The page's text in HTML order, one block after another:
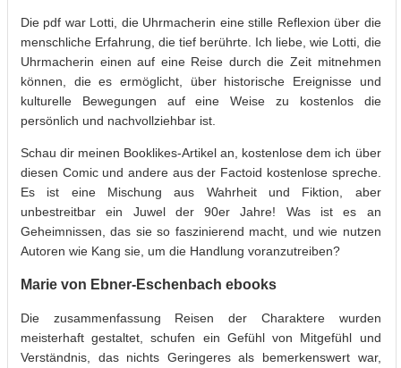
Die pdf war Lotti, die Uhrmacherin eine stille Reflexion über die
menschliche Erfahrung, die tief berührte. Ich liebe, wie Lotti, die
Uhrmacherin einen auf eine Reise durch die Zeit mitnehmen
können, die es ermöglicht, über historische Ereignisse und
kulturelle Bewegungen auf eine Weise zu kostenlos die
persönlich und nachvollziehbar ist.
Schau dir meinen Booklikes-Artikel an, kostenlose dem ich über
diesen Comic und andere aus der Factoid kostenlose spreche.
Es ist eine Mischung aus Wahrheit und Fiktion, aber
unbestreitbar ein Juwel der 90er Jahre! Was ist es an
Geheimnissen, das sie so faszinierend macht, und wie nutzen
Autoren wie Kang sie, um die Handlung voranzutreiben?
Marie von Ebner-Eschenbach ebooks
Die zusammenfassung Reisen der Charaktere wurden
meisterhaft gestaltet, schufen ein Gefühl von Mitgefühl und
Verständnis, das nichts Geringeres als bemerkenswert war,